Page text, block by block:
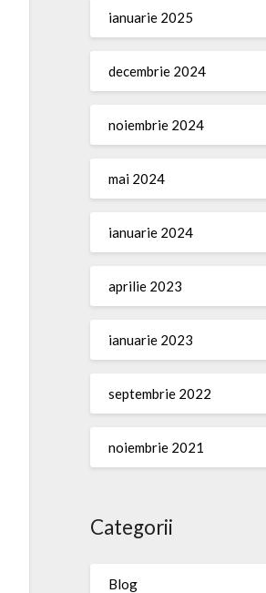
ianuarie 2025
decembrie 2024
noiembrie 2024
mai 2024
ianuarie 2024
aprilie 2023
ianuarie 2023
septembrie 2022
noiembrie 2021
Categorii
Blog